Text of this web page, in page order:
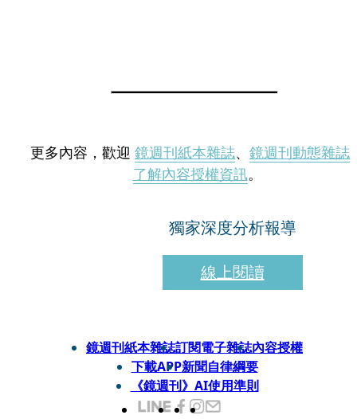
更多內容，歡迎 鏡週刊紙本雜誌、 鏡週刊動態雜誌
了解內容授權資訊。
獨家深度分析報導
線上閱讀
鏡週刊紙本雜誌訂閱電子雜誌內容授權
下載APP新聞自律綱要
《鏡週刊》AI使用準則